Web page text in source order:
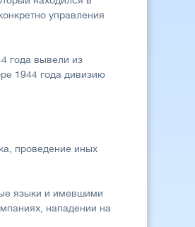
управления
года вывели из
1944 года дивизию
проведение иных
языки и имевшими
нападении на